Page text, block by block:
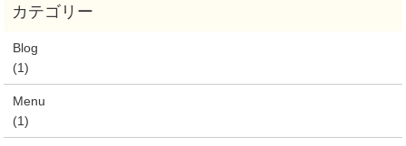
Blog
(1)
Menu
(1)